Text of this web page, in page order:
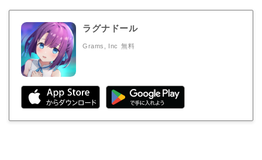
ラグナドール
Grams, Inc 無料